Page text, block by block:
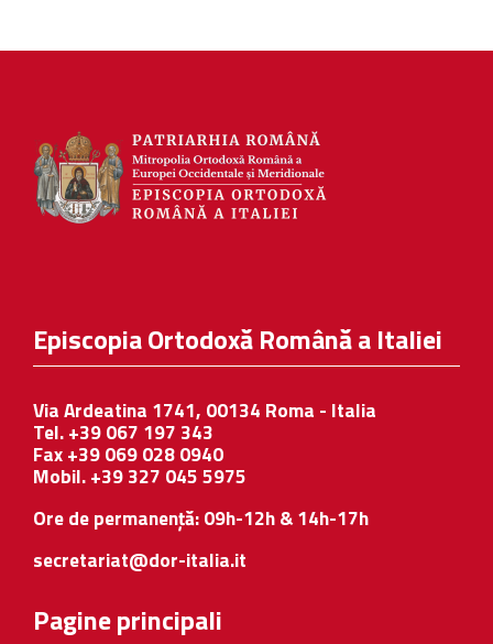
Episcopia Ortodoxă Română a Italiei
Via Ardeatina 1741, 00134 Roma - Italia
Tel. +39 067 197 343
Fax +39 069 028 0940
Mobil. +39 327 045 5975
Ore de permanență: 09h-12h & 14h-17h
secretariat@dor-italia.it
Pagine principali